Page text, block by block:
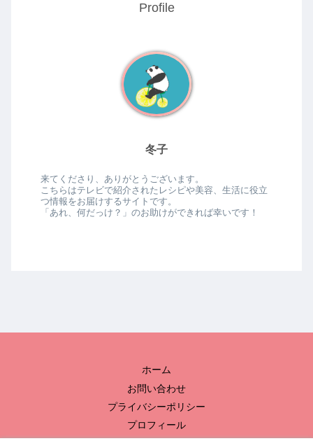
Profile
冬子
来てくださり、ありがとうございます。
こちらはテレビで紹介されたレシピや美容、生活に役立
つ情報をお届けするサイトです。
「あれ、何だっけ？」のお助けができれば幸いです！
ホーム
お問い合わせ
プライバシーポリシー
プロフィール